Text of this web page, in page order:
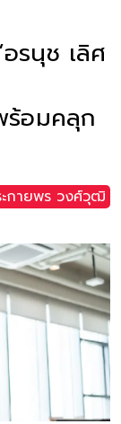
รนุช เลิศ
ร้อมคลุก
ะกายพร​ วงศ์​วุฒิ​